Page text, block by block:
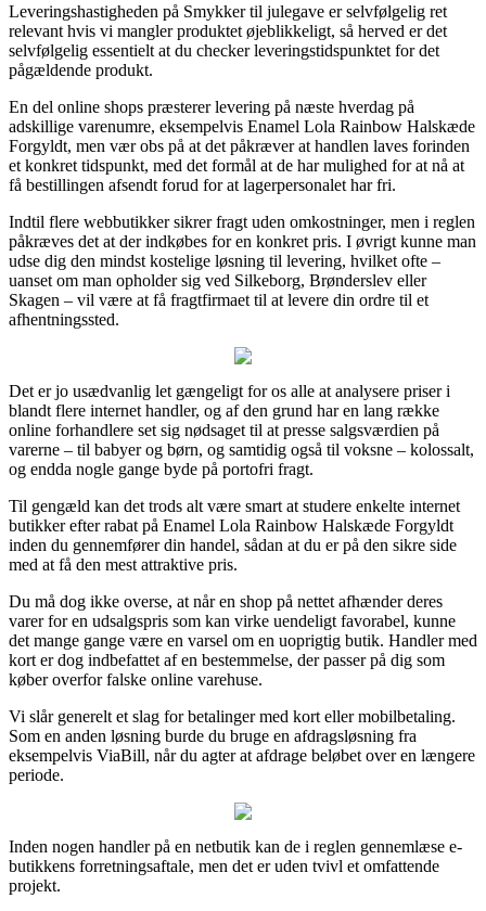
Leveringshastigheden på Smykker til julegave er selvfølgelig ret
relevant hvis vi mangler produktet øjeblikkeligt, så herved er det
selvfølgelig essentielt at du checker leveringstidspunktet for det
pågældende produkt.
En del online shops præsterer levering på næste hverdag på
adskillige varenumre, eksempelvis Enamel Lola Rainbow Halskæde
Forgyldt, men vær obs på at det påkræver at handlen laves forinden
et konkret tidspunkt, med det formål at de har mulighed for at nå at
få bestillingen afsendt forud for at lagerpersonalet har fri.
Indtil flere webbutikker sikrer fragt uden omkostninger, men i reglen
påkræves det at der indkøbes for en konkret pris. I øvrigt kunne man
udse dig den mindst kostelige løsning til levering, hvilket ofte –
uanset om man opholder sig ved Silkeborg, Brønderslev eller
Skagen – vil være at få fragtfirmaet til at levere din ordre til et
afhentningssted.
Det er jo usædvanlig let gængeligt for os alle at analysere priser i
blandt flere internet handler, og af den grund har en lang række
online forhandlere set sig nødsaget til at presse salgsværdien på
varerne – til babyer og børn, og samtidig også til voksne – kolossalt,
og endda nogle gange byde på portofri fragt.
Til gengæld kan det trods alt være smart at studere enkelte internet
butikker efter rabat på Enamel Lola Rainbow Halskæde Forgyldt
inden du gennemfører din handel, sådan at du er på den sikre side
med at få den mest attraktive pris.
Du må dog ikke overse, at når en shop på nettet afhænder deres
varer for en udsalgspris som kan virke uendeligt favorabel, kunne
det mange gange være en varsel om en uoprigtig butik. Handler med
kort er dog indbefattet af en bestemmelse, der passer på dig som
køber overfor falske online varehuse.
Vi slår generelt et slag for betalinger med kort eller mobilbetaling.
Som en anden løsning burde du bruge en afdragsløsning fra
eksempelvis ViaBill, når du agter at afdrage beløbet over en længere
periode.
Inden nogen handler på en netbutik kan de i reglen gennemlæse e-
butikkens forretningsaftale, men det er uden tvivl et omfattende
projekt.